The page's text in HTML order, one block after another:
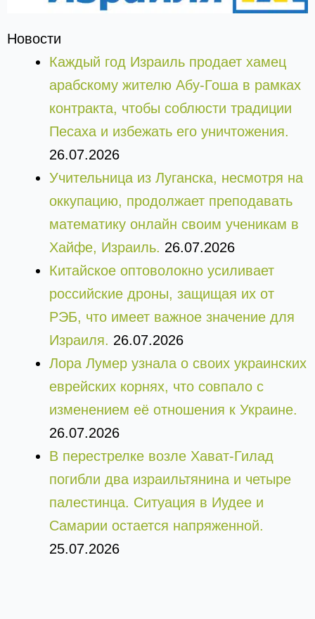
Новости
Каждый год Израиль продает хамец
арабскому жителю Абу-Гоша в рамках
контракта, чтобы соблюсти традиции
Песаха и избежать его уничтожения.
26.07.2026
Учительница из Луганска, несмотря на
оккупацию, продолжает преподавать
математику онлайн своим ученикам в
Хайфе, Израиль. 26.07.2026
Китайское оптоволокно усиливает
российские дроны, защищая их от
РЭБ, что имеет важное значение для
Израиля. 26.07.2026
Лора Лумер узнала о своих украинских
еврейских корнях, что совпало с
изменением её отношения к Украине.
26.07.2026
В перестрелке возле Хават-Гилад
погибли два израильтянина и четыре
палестинца. Ситуация в Иудее и
Самарии остается напряженной.
25.07.2026